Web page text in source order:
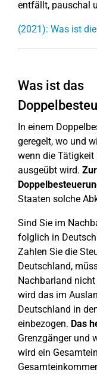
entfällt, pauschal
(2021): Was ist
Was ist das
In einem
geregelt, wo und
wenn die
ausgeübt wird.
Staaten solche
Sind Sie im
folglich in
Zahlen Sie die
Deutschland,
Nachbarland
wird das im
Deutschland in
einbezogen. Das
Grenzgänger und
wird ein